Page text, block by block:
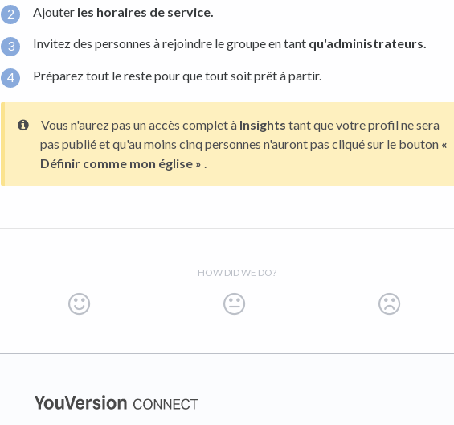
Ajouter les horaires de service.
Invitez des personnes à rejoindre le groupe en tant qu'administrateurs.
Préparez tout le reste pour que tout soit prêt à partir.
Vous n'aurez pas un accès complet à Insights tant que votre profil ne sera
pas publié et qu'au moins cinq personnes n'auront pas cliqué sur le bouton «
Définir comme mon église »
HOW DID WE DO?
(opens in a new tab)